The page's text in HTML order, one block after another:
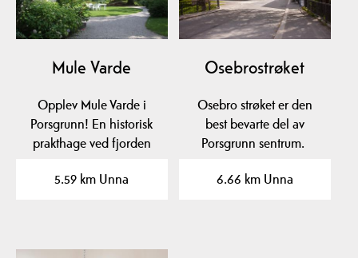
Mule Varde
Opplev Mule Varde i
Porsgrunn! En historisk
prakthage ved fjorden
5.59 km Unna
Osebrostrøket
Osebro strøket er den
best bevarte del av
Porsgrunn sentrum.
6.66 km Unna